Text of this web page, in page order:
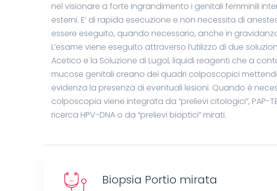
nel visionare a forte ingrandimento i genitali femminili
esterni. E’ di rapida esecuzione e non necessita di
essere eseguito, quando necessario, anche in
L’esame viene eseguito attraverso l’utilizzo di due
Acetico e la Soluzione di Lugol, liquidi reagenti che a
mucose genitali creano dei quadri colposcopici
evidenza la presenza di eventuali lesioni. Quando è
colposcopia viene integrata da “prelievi citologici”, PAP-
ricerca HPV-DNA o da “prelievi bioptici” mirati.
Biopsia Portio mirata